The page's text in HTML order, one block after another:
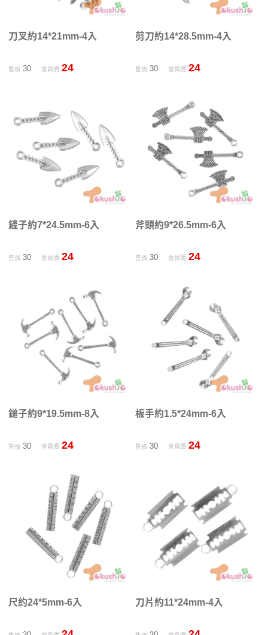
刀叉約14*21mm-4入
售價30 會員價 24
剪刀約14*28.5mm-4入
售價 30 會員價 24
鏟子約7*24.5mm-6入
售價30 會員價 24
斧頭約9*26.5mm-6入
售價 30 會員價 24
鎚子約9*19.5mm-8入
售價30 會員價 24
板手約1.5*24mm-6入
售價 30 會員價 24
尺約24*5mm-6入 刀片約11*24mm-4入